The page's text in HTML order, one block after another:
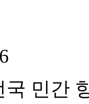
국 민간